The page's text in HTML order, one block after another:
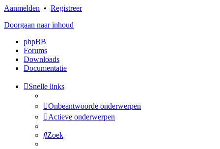
Aanmelden • Registreer
Doorgaan naar inhoud
phpBB
Forums
Downloads
Documentatie
Snelle links
Onbeantwoorde onderwerpen
Actieve onderwerpen
Zoek